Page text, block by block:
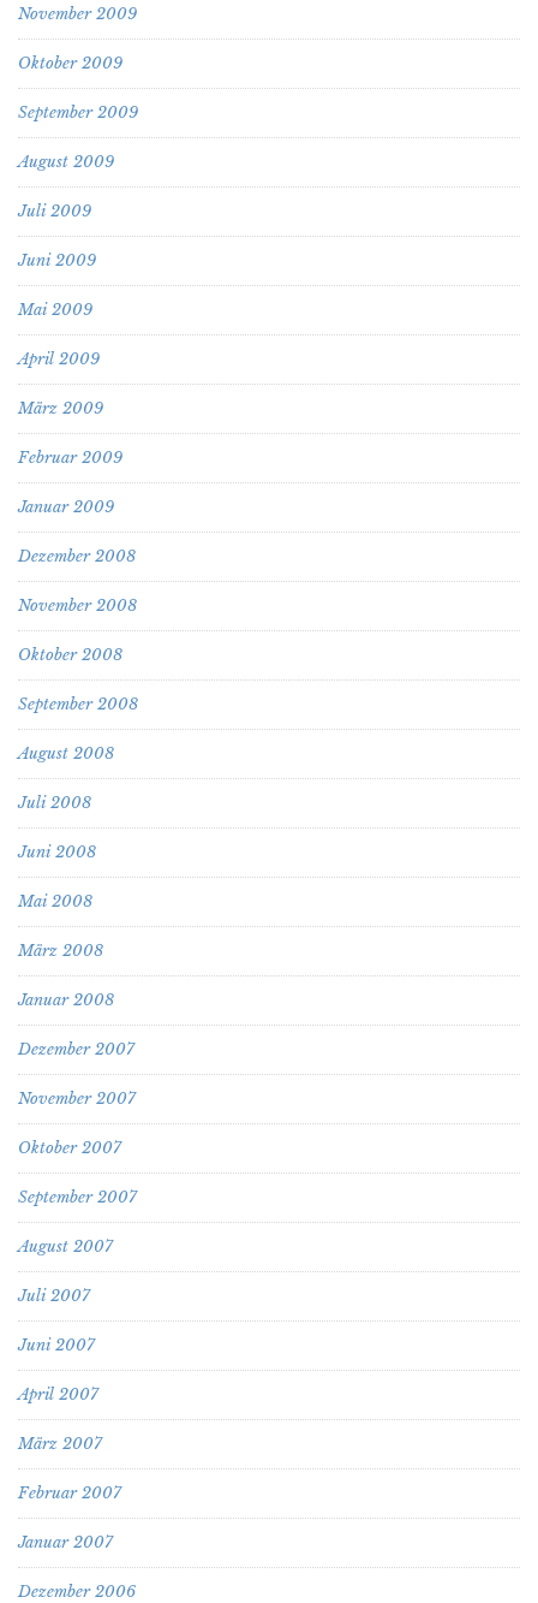
November 2009
Oktober 2009
September 2009
August 2009
Juli 2009
Juni 2009
Mai 2009
April 2009
März 2009
Februar 2009
Januar 2009
Dezember 2008
November 2008
Oktober 2008
September 2008
August 2008
Juli 2008
Juni 2008
Mai 2008
März 2008
Januar 2008
Dezember 2007
November 2007
Oktober 2007
September 2007
August 2007
Juli 2007
Juni 2007
April 2007
März 2007
Februar 2007
Januar 2007
Dezember 2006